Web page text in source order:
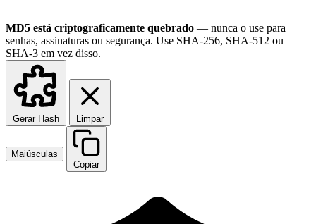
MD5 está criptograficamente quebrado — nunca o use para
senhas, assinaturas ou segurança. Use SHA-256, SHA-512 ou
SHA-3 em vez disso.
Gerar Hash Limpar
Maiúsculas
Copiar